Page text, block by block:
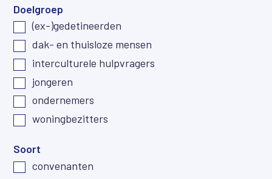
Doelgroep
(ex-)gedetineerden
dak- en thuisloze mensen
interculturele hulpvragers
jongeren
ondernemers
woningbezitters
Soort
convenanten